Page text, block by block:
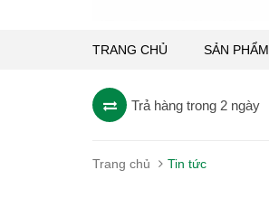
TRANG CHỦ SẢN PHẨM
Trả hàng trong 2 ngày
Trang chủ Tin tức